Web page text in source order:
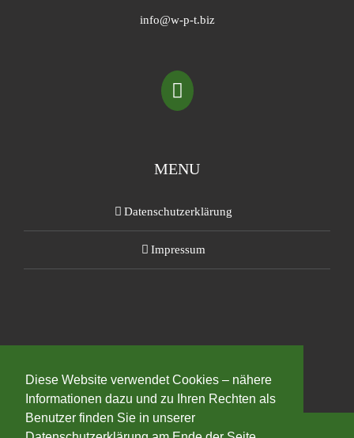
Diese Website verwendet Cookies – nähere
Informationen dazu und zu Ihren Rechten als
Benutzer finden Sie in unserer
info@w-p-t.biz
MENU
Datenschutzerklärung
Impressum